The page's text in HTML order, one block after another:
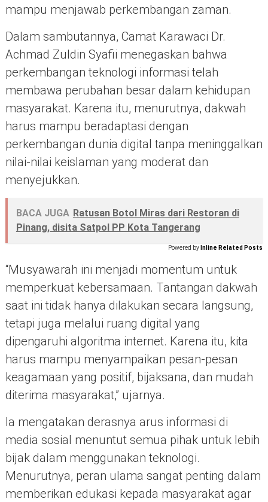
mampu menjawab perkembangan zaman.
Dalam sambutannya, Camat Karawaci Dr.
Achmad Zuldin Syafii menegaskan bahwa
perkembangan teknologi informasi telah
membawa perubahan besar dalam kehidupan
masyarakat. Karena itu, menurutnya, dakwah
harus mampu beradaptasi dengan
perkembangan dunia digital tanpa meninggalkan
nilai-nilai keislaman yang moderat dan
menyejukkan.
BACA JUGA Ratusan Botol Miras dari Restoran di
Pinang, disita Satpol PP Kota Tangerang
Powered by Inline Related Posts
“Musyawarah ini menjadi momentum untuk
memperkuat kebersamaan. Tantangan dakwah
saat ini tidak hanya dilakukan secara langsung,
tetapi juga melalui ruang digital yang
dipengaruhi algoritma internet. Karena itu, kita
harus mampu menyampaikan pesan-pesan
keagamaan yang positif, bijaksana, dan mudah
diterima masyarakat,” ujarnya.
Ia mengatakan derasnya arus informasi di
media sosial menuntut semua pihak untuk lebih
bijak dalam menggunakan teknologi.
Menurutnya, peran ulama sangat penting dalam
memberikan edukasi kepada masyarakat agar